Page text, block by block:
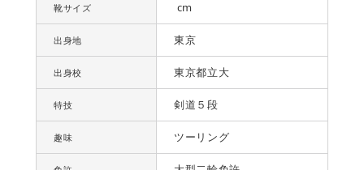
靴サイズ cm
出身地 東京
出身校 東京都立大
特技 剣道５段
趣味 ツーリング